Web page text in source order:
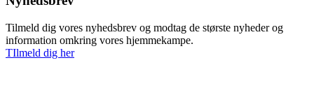
Tilmeld dig vores nyhedsbrev og modtag de største nyheder og
information omkring vores hjemmekampe.
TIlmeld dig her